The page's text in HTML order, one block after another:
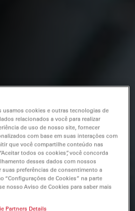
usamos cookies e outras tecnologias de
relacionados a você para realizar
de uso de nosso site, fornecer
com base em suas interações com
que você compartilhe conteúdo nas
todos os cookies”, você concorda
desses dados com nossos
suas preferências de consentimento a
“Configurações de Cookies” na parte
nosso Aviso de Cookies para saber mais
Partners Details